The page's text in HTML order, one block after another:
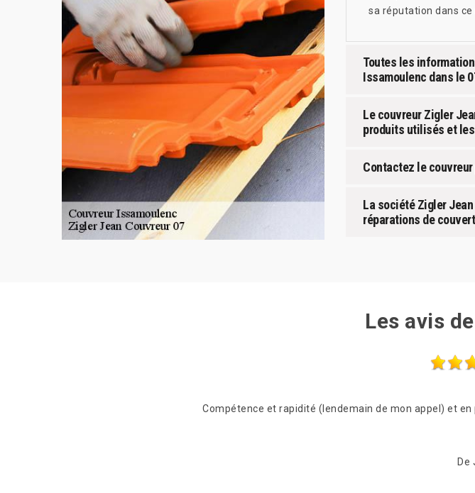
sa réputation dans
Toutes les
Issamoulenc dans le
Le couvreur Zigler
produits utilisés et
Contactez le
La société Zigler
réparations de
Les avis
Compétence et rapidité (lendemain de mon appel) et
De